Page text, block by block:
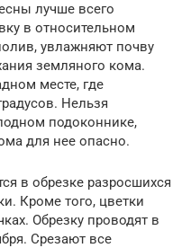
лучше всего
в относительном
увлажняют почву
земляного кома.
месте, где
Нельзя
подоконнике,
для нее опасно.
в обрезке разросшихся
Кроме того, цветки
Обрезку проводят в
Срезают все